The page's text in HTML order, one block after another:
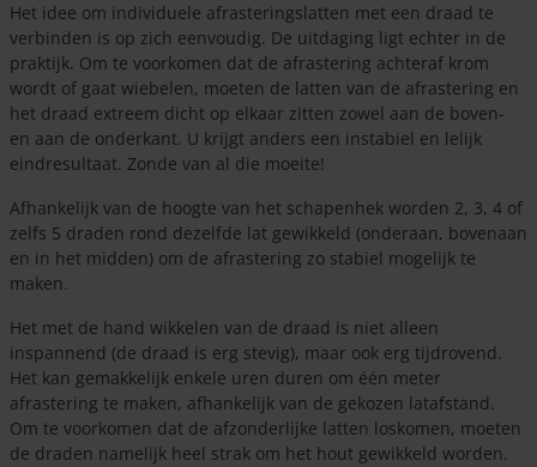
Het idee om individuele afrasteringslatten met een draad te
verbinden is op zich eenvoudig. De uitdaging ligt echter in de
praktijk. Om te voorkomen dat de afrastering achteraf krom
wordt of gaat wiebelen, moeten de latten van de afrastering en
het draad extreem dicht op elkaar zitten zowel aan de boven-
en aan de onderkant. U krijgt anders een instabiel en lelijk
eindresultaat. Zonde van al die moeite!
Afhankelijk van de hoogte van het schapenhek worden 2, 3, 4 of
zelfs 5 draden rond dezelfde lat gewikkeld (onderaan, bovenaan
en in het midden) om de afrastering zo stabiel mogelijk te
maken.
Het met de hand wikkelen van de draad is niet alleen
inspannend (de draad is erg stevig), maar ook erg tijdrovend.
Het kan gemakkelijk enkele uren duren om één meter
afrastering te maken, afhankelijk van de gekozen latafstand.
Om te voorkomen dat de afzonderlijke latten loskomen, moeten
de draden namelijk heel strak om het hout gewikkeld worden.